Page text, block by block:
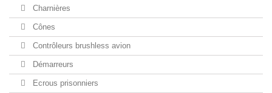
Charnières
Cônes
Contrôleurs brushless avion
Démarreurs
Ecrous prisonniers